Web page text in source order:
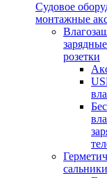
Судовое
монтажные
розетки